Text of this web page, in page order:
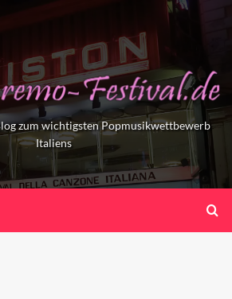
zum wichtigsten Popmusikwettbewerb
Italiens